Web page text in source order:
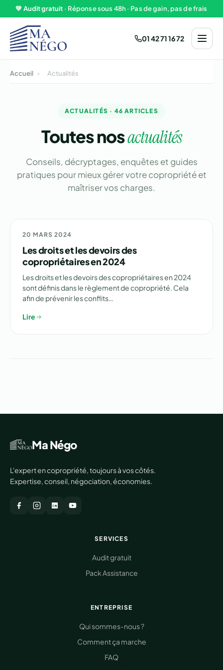
Aller au contenu
💚 Audit gratuit · Réponse sous 48h · Pas de gain, pas de frais
01 42 71 16 72
Accueil › Actualités
ACTUALITÉS · 46 ARTICLES
Toutes nosactualités
Conseils, décryptages, enquêtes et guides
pratiques pour mieux gérer votre copropriété et
maîtriser vos charges.
⚖️ DROITS
20 MARS 2024
Les droits et les devoirs des
copropriétaires en 2024
Les droits et les devoirs des copropriétaires en 2024
sont définis dans le règlement de copropriété. Cela
afin de prévenir les conflits…
Lire
Ma Négo
L'expert en copropriété, toujours à vos côtés.
Expertise, conseil, négociation, économies.
SERVICES
Audit gratuit
Pack Assistance
ENTREPRISE
Qui sommes-nous ?
Comment ça marche
FAQ